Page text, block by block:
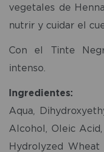
vegetales de
nutrir y cuidar el
Con el Tinte
intenso.
Ingredientes:
Aqua,
Alcohol, Oleic Acid,
Hydrolyzed Wheat